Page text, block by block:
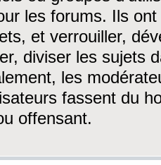
les forums. Ils ont
et verrouiller,
diviser les sujets
les
fassent du
offensant.